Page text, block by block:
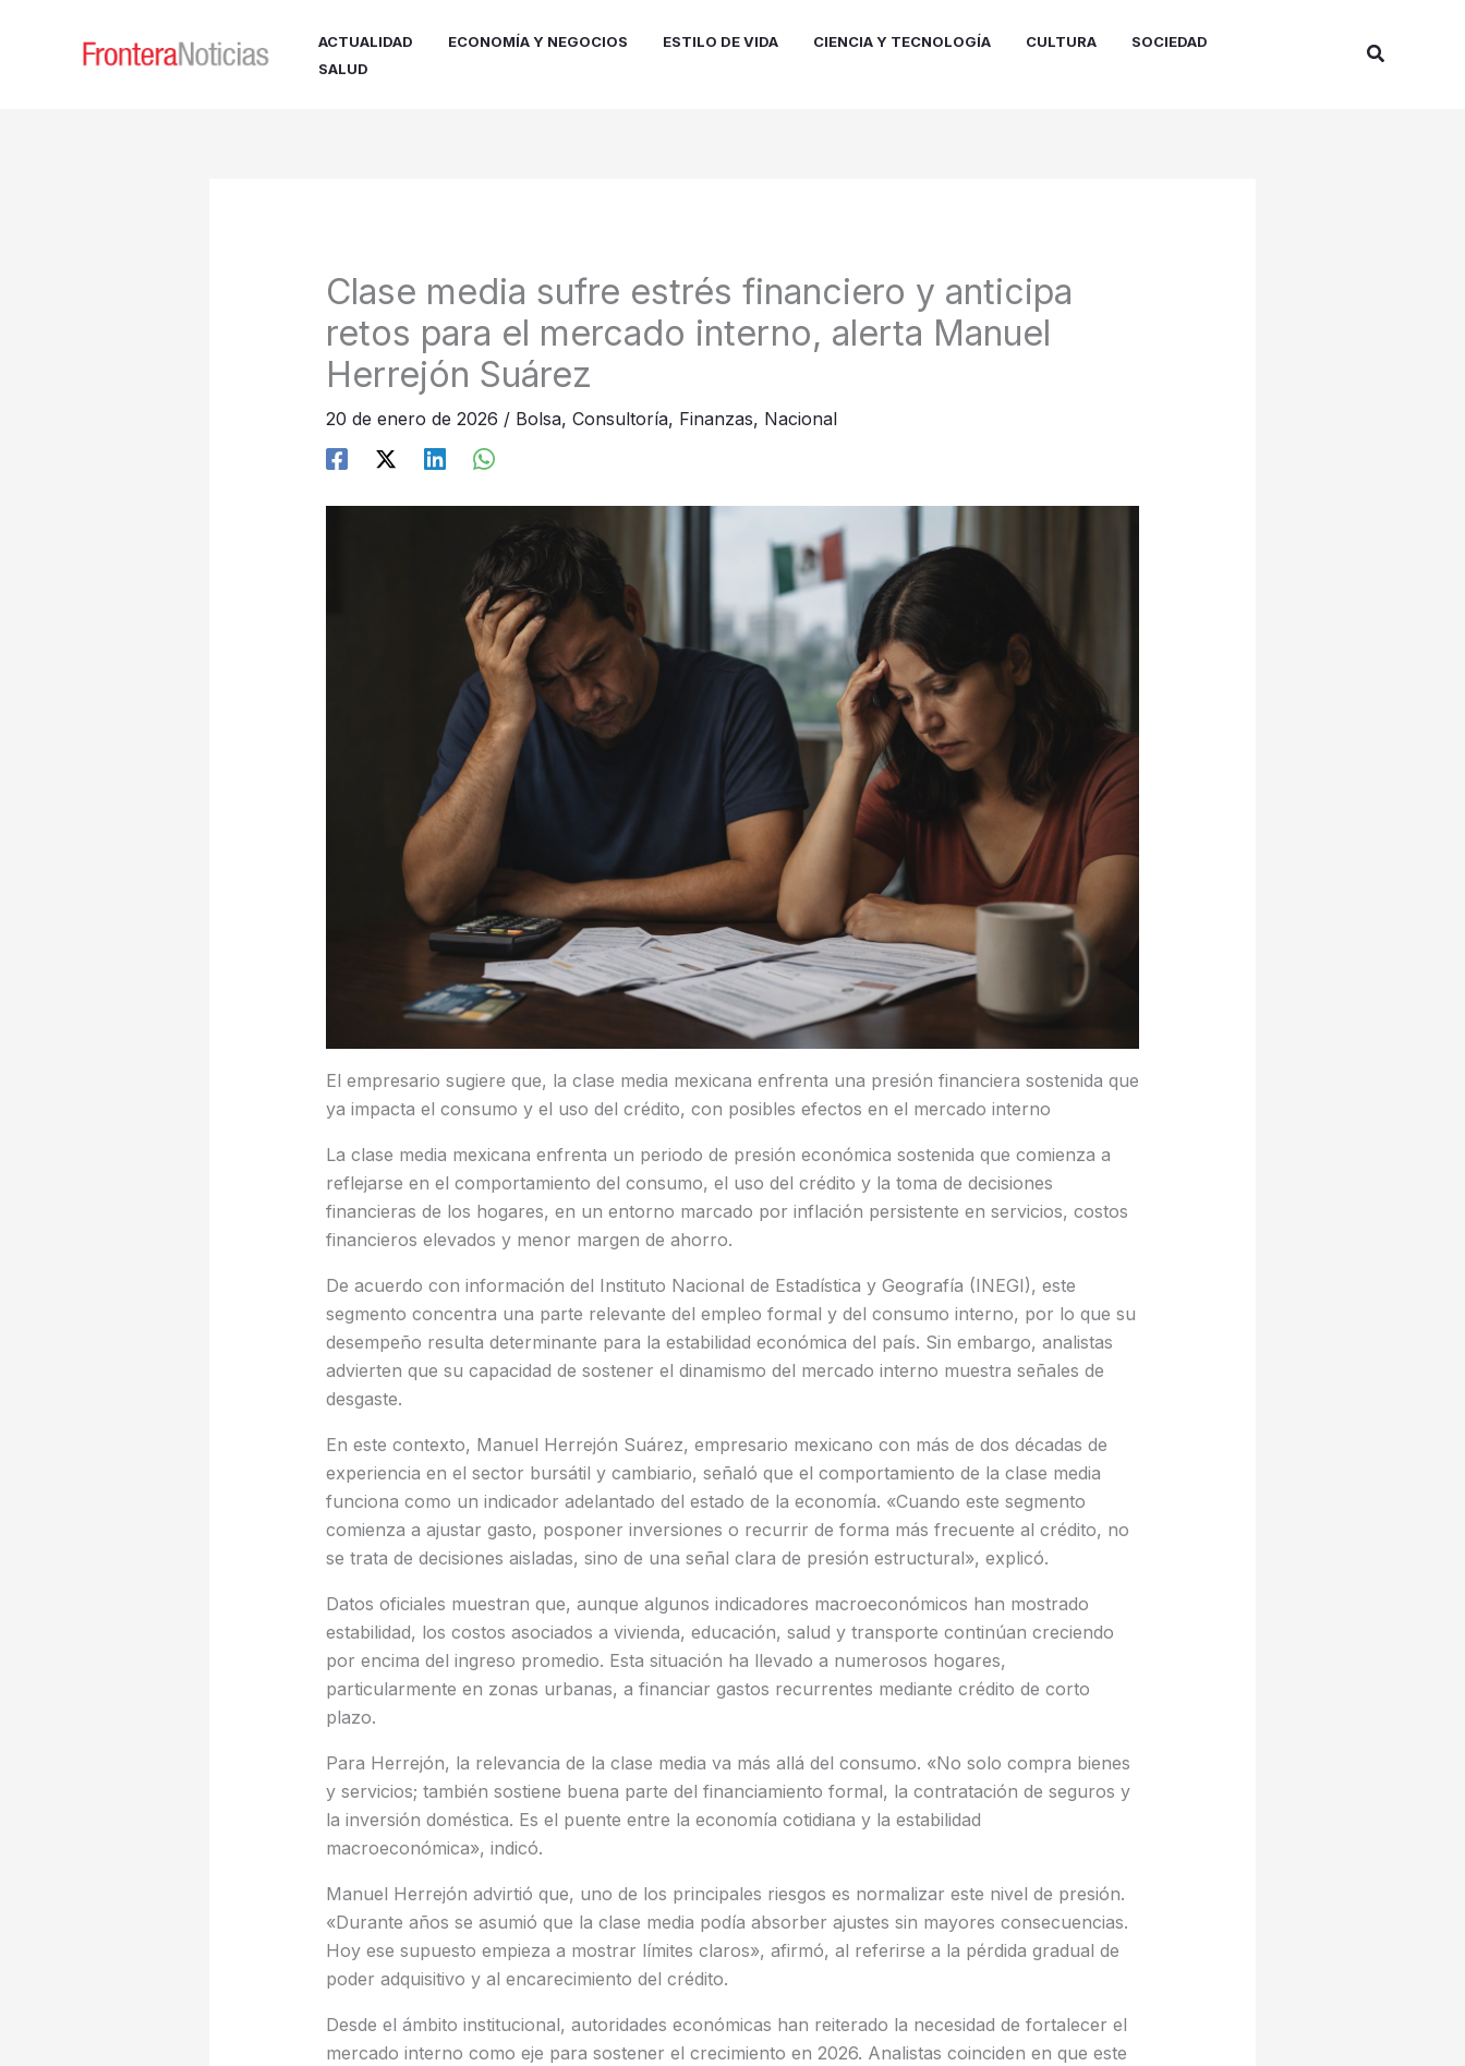
ACTUALIDAD ECONOMÍA Y NEGOCIOS ESTILO DE VIDA CIENCIA Y TECNOLOGÍA CULTURA
SOCIEDAD
SALUD
Buscar
Clase media sufre estrés financiero y anticipa
retos para el mercado interno, alerta Manuel
Herrejón Suárez
20 de enero de 2026 / Bolsa, Consultoría, Finanzas, Nacional
El empresario sugiere que, la clase media mexicana enfrenta una presión financiera sostenida que
ya impacta el consumo y el uso del crédito, con posibles efectos en el mercado interno
La clase media mexicana enfrenta un periodo de presión económica sostenida que comienza a
reflejarse en el comportamiento del consumo, el uso del crédito y la toma de decisiones
financieras de los hogares, en un entorno marcado por inflación persistente en servicios, costos
financieros elevados y menor margen de ahorro.
De acuerdo con información del Instituto Nacional de Estadística y Geografía (INEGI), este
segmento concentra una parte relevante del empleo formal y del consumo interno, por lo que su
desempeño resulta determinante para la estabilidad económica del país. Sin embargo, analistas
advierten que su capacidad de sostener el dinamismo del mercado interno muestra señales de
desgaste.
En este contexto, Manuel Herrejón Suárez, empresario mexicano con más de dos décadas de
experiencia en el sector bursátil y cambiario, señaló que el comportamiento de la clase media
funciona como un indicador adelantado del estado de la economía. «Cuando este segmento
comienza a ajustar gasto, posponer inversiones o recurrir de forma más frecuente al crédito, no
se trata de decisiones aisladas, sino de una señal clara de presión estructural», explicó.
Datos oficiales muestran que, aunque algunos indicadores macroeconómicos han mostrado
estabilidad, los costos asociados a vivienda, educación, salud y transporte continúan creciendo
por encima del ingreso promedio. Esta situación ha llevado a numerosos hogares,
particularmente en zonas urbanas, a financiar gastos recurrentes mediante crédito de corto
plazo.
Para Herrejón, la relevancia de la clase media va más allá del consumo. «No solo compra bienes
y servicios; también sostiene buena parte del financiamiento formal, la contratación de seguros y
la inversión doméstica. Es el puente entre la economía cotidiana y la estabilidad
macroeconómica», indicó.
Manuel Herrejón advirtió que, uno de los principales riesgos es normalizar este nivel de presión.
«Durante años se asumió que la clase media podía absorber ajustes sin mayores consecuencias.
Hoy ese supuesto empieza a mostrar límites claros», afirmó, al referirse a la pérdida gradual de
poder adquisitivo y al encarecimiento del crédito.
Desde el ámbito institucional, autoridades económicas han reiterado la necesidad de fortalecer el
mercado interno como eje para sostener el crecimiento en 2026. Analistas coinciden en que este